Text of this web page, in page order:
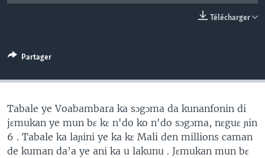
Télécharger
Partager
Tabale ye Voabambara ka sɔgɔma da kunanfonin di
jɛmukan ye mun bɛ kɛ n'do ko n'do sɔgɔma, nɛguɛ ɲin
6 . Tabale ka laɲini ye ka kɛ Mali den millions caman
de kuman da’a ye ani ka u lakunu . Jɛmukan mun bɛ